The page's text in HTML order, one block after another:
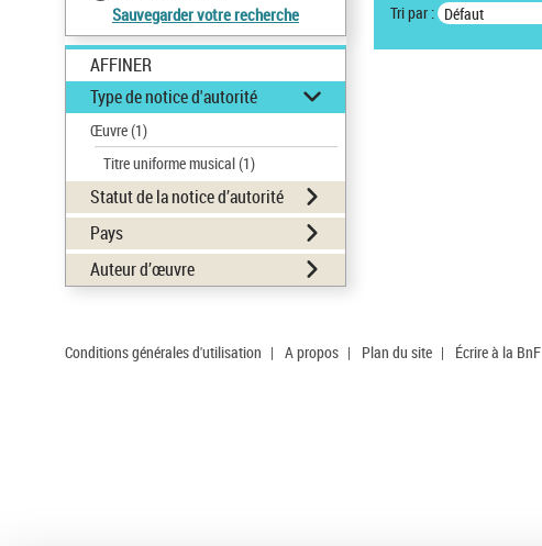
Sauvegarder votre recherche
AFFINER
Type de notice d'autorité
Œuvre(1)
Titre uniforme musical(1)
Statut de la notice d’autorité
Pays
Auteur d’œuvre
Tri par : Défaut
Conditions générales d'utilisation | A propos | Plan du site | Écrire à la BnF